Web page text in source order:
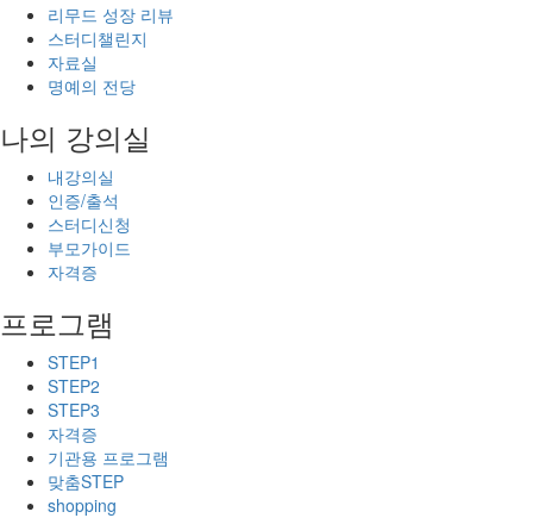
리무드 성장 리뷰
스터디챌린지
자료실
명예의 전당
나의 강의실
내강의실
인증/출석
스터디신청
부모가이드
자격증
프로그램
STEP1
STEP2
STEP3
자격증
기관용 프로그램
맞춤STEP
shopping